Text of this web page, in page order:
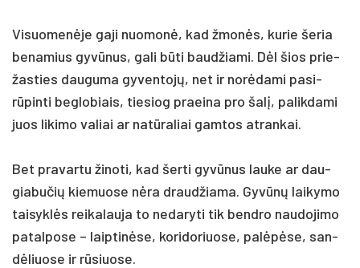
Vi­suo­menė­je ga­ji nuo­monė, kad žmonės, ku­rie še­ria
be­na­mius gyvū­nus, ga­li būti baud­žia­mi. Dėl šios prie­
žas­ties dau­gu­ma gy­ven­tojų, net ir norė­da­mi pa­si­
rūpin­ti be­glo­biais, tie­siog praei­na pro šalį, pa­lik­da­mi
juos li­ki­mo va­liai ar natū­ra­liai gam­tos at­ran­kai.
Bet pra­var­tu ži­no­ti, kad šer­ti gyvū­nus lau­ke ar dau­
gia­bu­čių kie­muo­se nėra draud­žia­ma. Gyvūnų lai­ky­mo
tai­syklės rei­ka­lau­ja to ne­da­ry­ti tik bend­ro nau­do­ji­mo
pa­tal­po­se – laip­tinė­se, ko­ri­do­riuo­se, palėpė­se, san­
dėliuo­se ir rūsiuo­se.